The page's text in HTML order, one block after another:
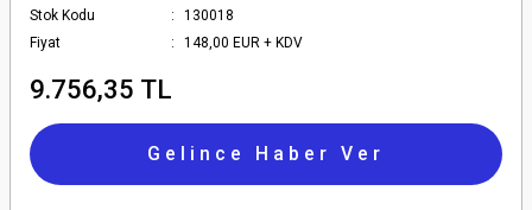
Stok Kodu
130018
Fiyat
148,00 EUR + KDV
9.756,35 TL
Gelince Haber Ver